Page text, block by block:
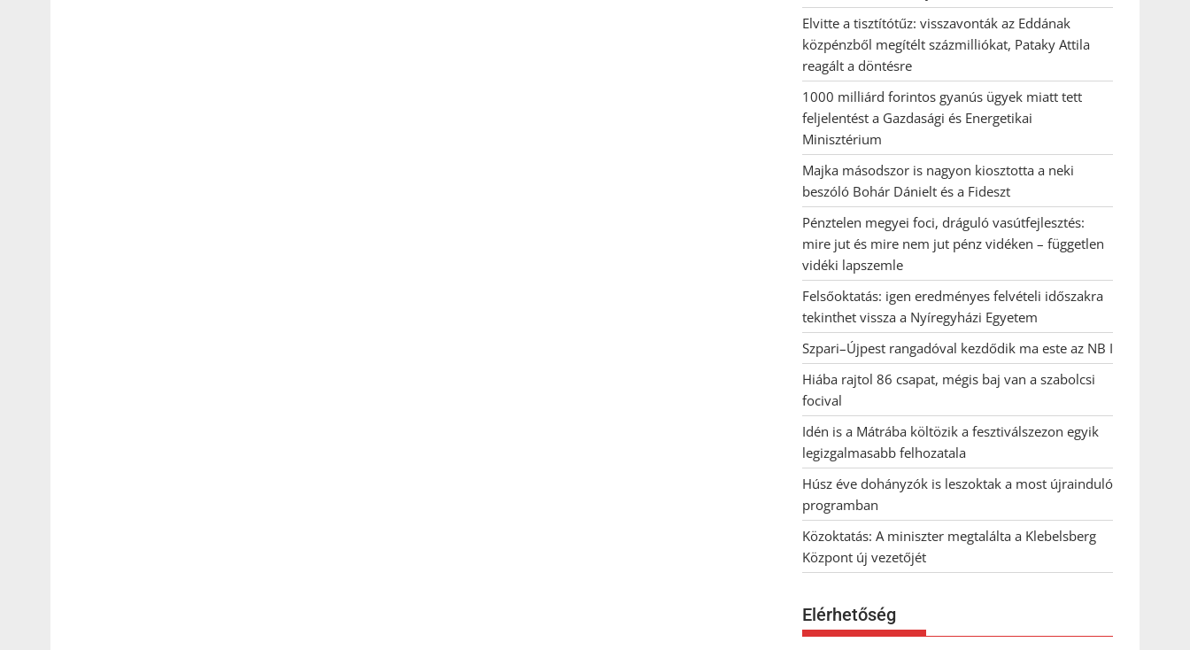
Elvitte a tisztítótűz: visszavonták az Eddának
közpénzből megítélt százmilliókat, Pataky Attila
reagált a döntésre
1000 milliárd forintos gyanús ügyek miatt tett
feljelentést a Gazdasági és Energetikai
Minisztérium
Majka másodszor is nagyon kiosztotta a neki
beszóló Bohár Dánielt és a Fideszt
Pénztelen megyei foci, dráguló vasútfejlesztés:
mire jut és mire nem jut pénz vidéken – független
vidéki lapszemle
Felsőoktatás: igen eredményes felvételi időszakra
tekinthet vissza a Nyíregyházi Egyetem
Szpari–Újpest rangadóval kezdődik ma este az NB I
Hiába rajtol 86 csapat, mégis baj van a szabolcsi
focival
Idén is a Mátrába költözik a fesztiválszezon egyik
legizgalmasabb felhozatala
Húsz éve dohányzók is leszoktak a most újrainduló
programban
Közoktatás: A miniszter megtalálta a Klebelsberg
Központ új vezetőjét
Elérhetőség